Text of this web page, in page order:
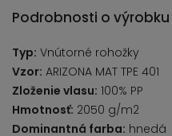
Podrobnosti o výrobku
Typ: Vnútorné rohožky
Vzor: ARIZONA MAT TPE 401
Zloženie vlasu: 100% PP
Hmotnosť: 2050 g/m2
Dominantná farba: hnedá